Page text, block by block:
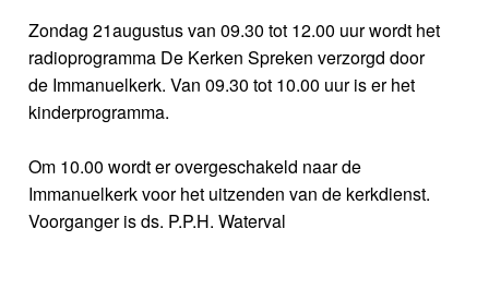
Zondag 21augustus van 09.30 tot 12.00 uur wordt het
radioprogramma De Kerken Spreken verzorgd door
de Immanuelkerk. Van 09.30 tot 10.00 uur is er het
kinderprogramma.
Om 10.00 wordt er overgeschakeld naar de
Immanuelkerk voor het uitzenden van de kerkdienst.
Voorganger is ds. P.P.H. Waterval